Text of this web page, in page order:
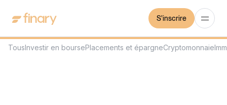
S'inscrire
TousInvestir en boursePlacements et épargneCryptomonnaie